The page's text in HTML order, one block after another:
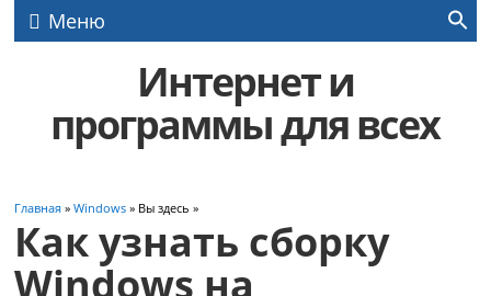
Меню
Интернет и
программы для всех
Главная »Windows » Вы здесь »
Как узнать сборку
Windows на